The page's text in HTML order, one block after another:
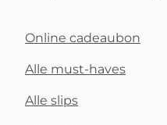
Online cadeaubon
Alle must-haves
Alle slips